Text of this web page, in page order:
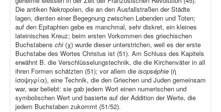
Die antiken Nekropolen, die an den Ausfallstraßen der Städte
lagen, dienten einer Begegnung zwischen Lebenden und Toten;
auf den Epitaphien gebe es manchmal, sehr diskret, ein kleines
lateinisches Kreuz; beim ersten Vorkommen des griechischen
Buchstabens chi (χ) wurde dieser unterstrichen, weil es der erste
Buchstabe des Wortes Christus ist (51). Am Schluss des Kapitels
erwähnt B. die Verschlüsselungstechnik, die die Kirchenväter in all
ihren Formen schätzten (51); vor allem die isopséphie (ἡ
ἰσοψηφία), eine Technik, die den Griechen und Juden gemeinsam
war, war beliebt: sie gab jedem Wort einen numerischen und
symbolischen Wert und basierte auf der Addition der Werte, die
jedem Buchstaben zukommt (51/52).